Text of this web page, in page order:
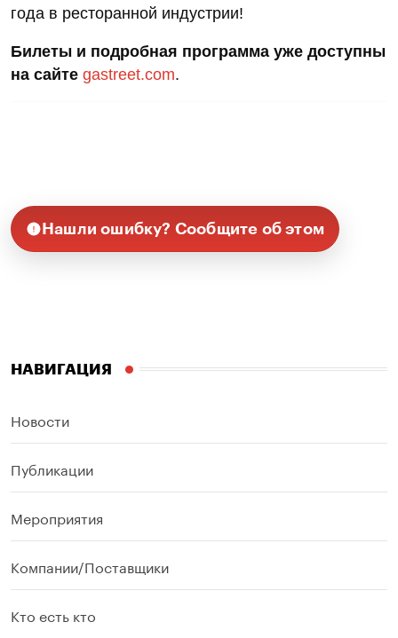
года в ресторанной индустрии!
Билеты и подробная программа уже доступны
на сайте gastreet.com.
Нашли ошибку? Сообщите об этом
НАВИГАЦИЯ
Новости
Публикации
Мероприятия
Компании/Поставщики
Кто есть кто